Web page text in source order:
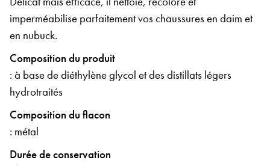
imperméabilise parfaitement vos chaussures en daim et
en nubuck.
Composition du produit
: à base de diéthylène glycol et des distillats légers
hydrotraités
Composition du flacon
: métal
Durée de conservation